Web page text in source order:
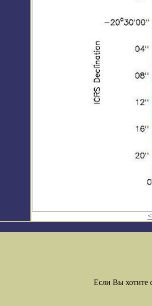
Если Вы хотите